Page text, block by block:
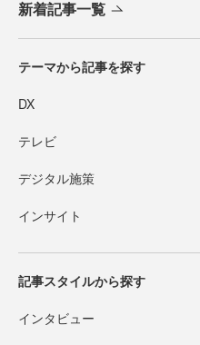
新着記事一覧
テーマから記事を探す
DX
テレビ
デジタル施策
インサイト
記事スタイルから探す
インタビュー